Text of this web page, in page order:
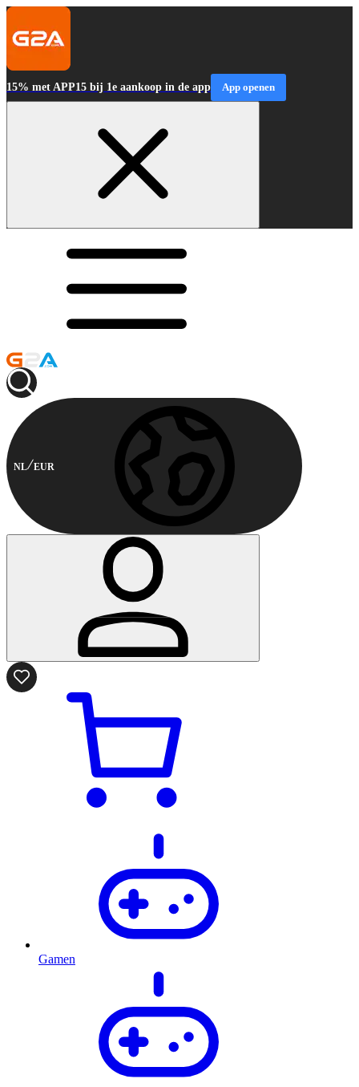
15% met APP15 bij 1e aankoop in de app App openen
NL EUR
Gamen